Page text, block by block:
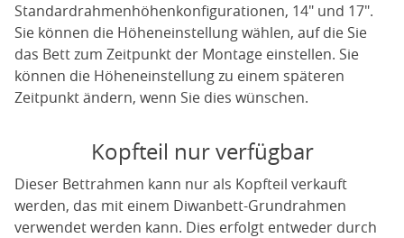
Standardrahmenhöhenkonfigurationen, 14" und 17".
Sie können die Höheneinstellung wählen, auf die Sie
das Bett zum Zeitpunkt der Montage einstellen. Sie
können die Höheneinstellung zu einem späteren
Zeitpunkt ändern, wenn Sie dies wünschen.
Kopfteil nur verfügbar
Dieser Bettrahmen kann nur als Kopfteil verkauft
werden, das mit einem Diwanbett-Grundrahmen
verwendet werden kann. Dies erfolgt entweder durch